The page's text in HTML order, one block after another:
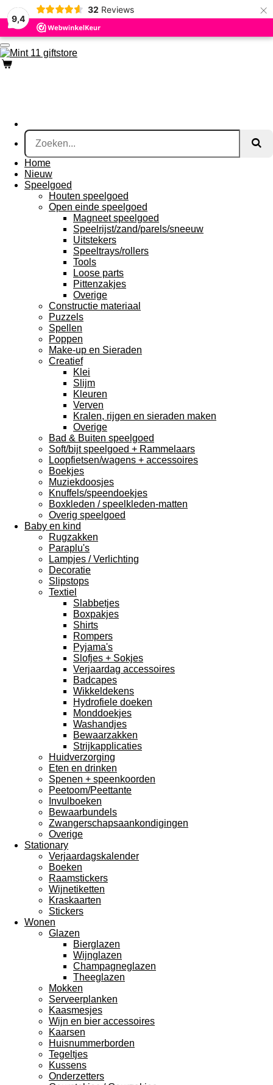
9,4
32 Reviews ×
Ga
direct
naar
de
hoofdinhoud
Home
Nieuw
Speelgoed
Houten speelgoed
Open einde speelgoed
Magneet speelgoed
Speelrijst/zand/parels/sneeuw
Uitstekers
Speeltrays/rollers
Tools
Loose parts
Pittenzakjes
Overige
Constructie materiaal
Puzzels
Spellen
Poppen
Make-up en Sieraden
Creatief
Klei
Slijm
Kleuren
Verven
Kralen, rijgen en sieraden maken
Overige
Bad & Buiten speelgoed
Soft/bijt speelgoed + Rammelaars
Loopfietsen/wagens + accessoires
Boekjes
Muziekdoosjes
Knuffels/speendoekjes
Boxkleden / speelkleden-matten
Overig speelgoed
Baby en kind
Rugzakken
Paraplu's
Lampjes / Verlichting
Decoratie
Slipstops
Textiel
Slabbetjes
Boxpakjes
Shirts
Rompers
Pyjama's
Slofjes + Sokjes
Verjaardag accessoires
Badcapes
Wikkeldekens
Hydrofiele doeken
Monddoekjes
Washandjes
Bewaarzakken
Strijkapplicaties
Huidverzorging
Eten en drinken
Spenen + speenkoorden
Peetoom/Peettante
Invulboeken
Bewaarbundels
Zwangerschapsaankondigingen
Overige
Stationary
Verjaardagskalender
Boeken
Raamstickers
Wijnetiketten
Kraskaarten
Stickers
Wonen
Glazen
Bierglazen
Wijnglazen
Champagneglazen
Theeglazen
Mokken
Serveerplanken
Kaasmesjes
Wijn en bier accessoires
Kaarsen
Huisnummerborden
Tegeltjes
Kussens
Onderzetters